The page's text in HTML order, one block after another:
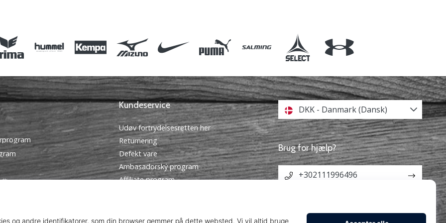
Kundeservice
Udøv fortrydelsesretten her
Returnering
Defekt vare
Ambasadorský program
Affiliate program
Kontakt
DKK - Danmark (Dansk)
Brug for hjælp?
+302111996496